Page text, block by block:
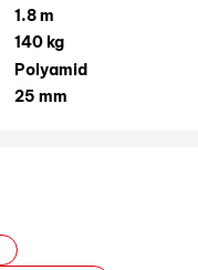
1.8 m
140 kg
Polyamid
25 mm